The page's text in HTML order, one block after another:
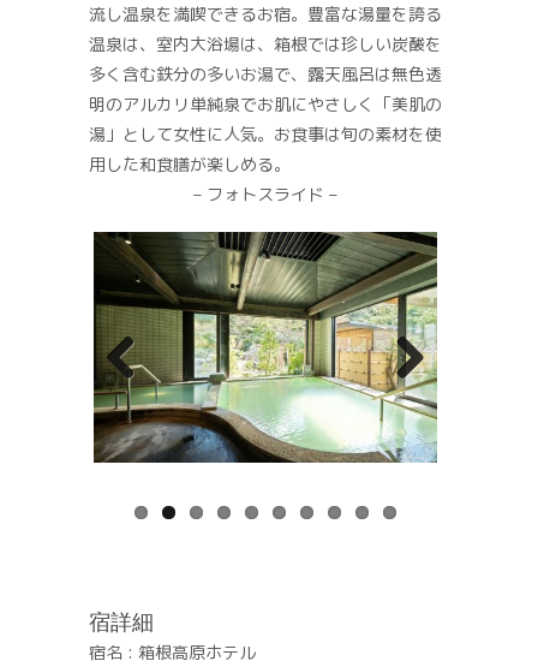
流し温泉を満喫できるお宿。豊富な湯量を誇る
温泉は、室内大浴場は、箱根では珍しい炭酸を
多く含む鉄分の多いお湯で、露天風呂は無色透
明のアルカリ単純泉でお肌にやさしく「美肌の
湯」として女性に人気。お食事は旬の素材を使
用した和食膳が楽しめる。
– フォトスライド –
Previ
ous
Next
宿詳細
宿名 : 箱根高原ホテル